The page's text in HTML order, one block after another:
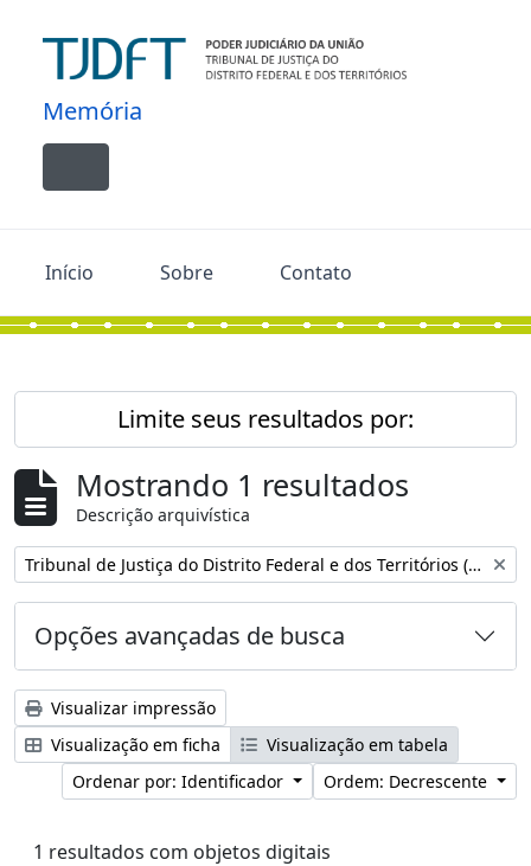
Memória
Toggle navigation
Início Sobre Contato
Limite seus resultados por:
Mostrando 1 resultados
Descrição arquivística
Remover filtro: Tribunal de Justiça do Distrito Federal e dos Territórios (Brasil)
Opções avançadas de busca
Visualizar impressão
Visualização em ficha
Visualização em tabela
Ordenar por: Identificador
Ordem: Decrescente
1 resultados com objetos digitais